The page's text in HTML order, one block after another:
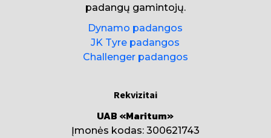
padangų gamintojų.
Dynamo padangos
JK Tyre padangos
Challenger padangos
Rekvizitai
UAB «Maritum»
Įmonės kodas: 300621743